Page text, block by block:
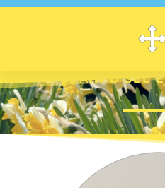
GRAIN D'SEL